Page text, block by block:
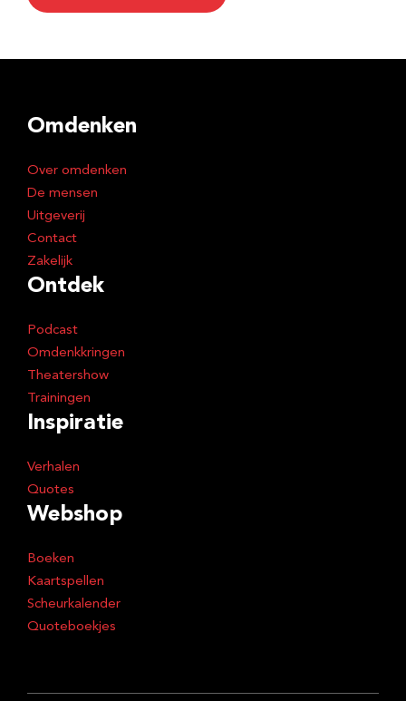
Omdenken
Over omdenken
De mensen
Uitgeverij
Contact
Zakelijk
Ontdek
Podcast
Omdenkkringen
Theatershow
Trainingen
Inspiratie
Verhalen
Quotes
Webshop
Boeken
Kaartspellen
Scheurkalender
Quoteboekjes